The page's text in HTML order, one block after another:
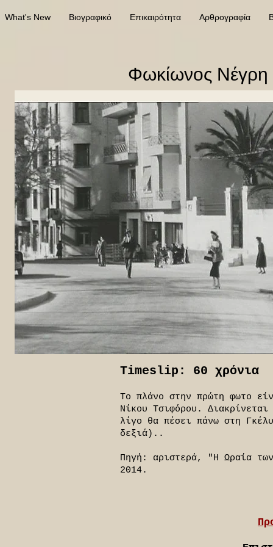
What's New Βιογραφικό Επικαιρότητα Αρθρογραφία
Φωκίωνος
Timeslip: 60 χρόνια
Το πλάνο στην πρώτη φωτο
Νίκου Τσιφόρου.
λίγο θα πέσει πάνω στη
δεξιά)..
Πηγή: αριστερά, "Η Ωραία
2014.